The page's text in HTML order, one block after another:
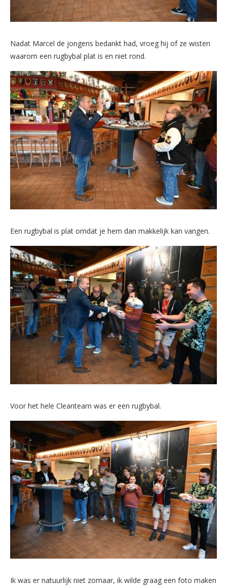
Nadat Marcel de jongens bedankt had, vroeg hij of ze wisten
waarom een rugbybal plat is en niet rond.
Een rugbybal is plat omdat je hem dan makkelijk kan vangen.
Voor het hele Cleanteam was er een rugbybal.
Ik was er natuurlijk niet zomaar, ik wilde graag een foto maken